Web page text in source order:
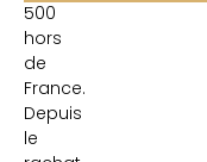
500
hors
de
France.
Depuis
le